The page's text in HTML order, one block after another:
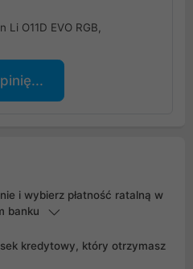
O11D EVO RGB,
i wybierz płatność ratalną w
banku
kredytowy, który otrzymasz